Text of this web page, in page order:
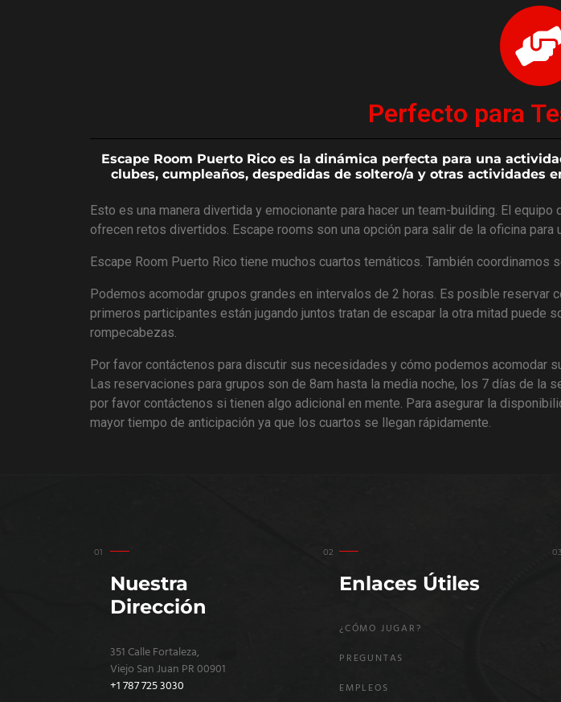
Perfecto para
Escape Room Puerto Rico es la dinámica perfecta para una
clubes, cumpleaños, despedidas de soltero/a y otras actividades
Esto es una manera divertida y emocionante para hacer un team-building. El
ofrecen retos divertidos. Escape rooms son una opción para salir de la oficina para
Escape Room Puerto Rico tiene muchos cuartos temáticos. También
Podemos acomodar grupos grandes en intervalos de 2 horas. Es posible
primeros participantes están jugando juntos tratan de escapar la otra mitad puede
rompecabezas.
Por favor contáctenos para discutir sus necesidades y cómo podemos acomodar
Las reservaciones para grupos son de 8am hasta la media noche, los 7 días de la
por favor contáctenos si tienen algo adicional en mente. Para asegurar la
mayor tiempo de anticipación ya que los cuartos se llegan rápidamente.
Nuestra
Dirección
351 Calle Fortaleza,
Viejo San Juan PR 00901
+1 787 725 3030
Enlaces Útiles
¿CÓMO JUGAR?
PREGUNTAS
EMPLEOS